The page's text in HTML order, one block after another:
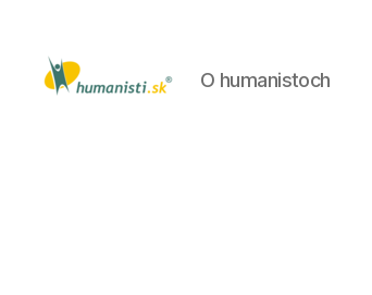
O humanistoch